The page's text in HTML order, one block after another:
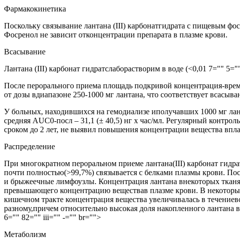
Фармакокинетика
Поскольку связывание лантана (III) карбонатгидрата с пищевым
Фосренол не зависит отконцентрации препарата в плазме крови.
Всасывание
Лантана (III) карбонат гидратслаборастворим в воде (<0,01 7=""
После перорального приема площадь подкривой концентрация-
от дозы вдиапазоне 250-1000 мг лантана, что соответствует
У больных, находившихся на гемодиализе иполучавших 1000 мг
средняя AUC0-посл – 31,1 (± 40,5) нг х час/мл. Регулярный
сроком до 2 лет, не выявил повышения концентрации вещества
Распределение
При многократном пероральном приеме лантана(III) карбонат
почти полностью(>99,7%) связывается с белками плазмы крови.
и брыжеечные лимфоузлы. Концентрация лантана внекоторых
превышающего концентрацию веществав плазме крови. В
кишечном тракте концентрация вещества увеличивалась в
разному,причем относительно высокая доля накопленного
6="" 82="" iii="" -="" br="">
Метаболизм